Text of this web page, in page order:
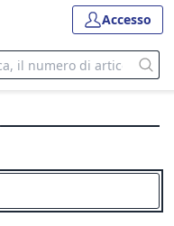
Accesso